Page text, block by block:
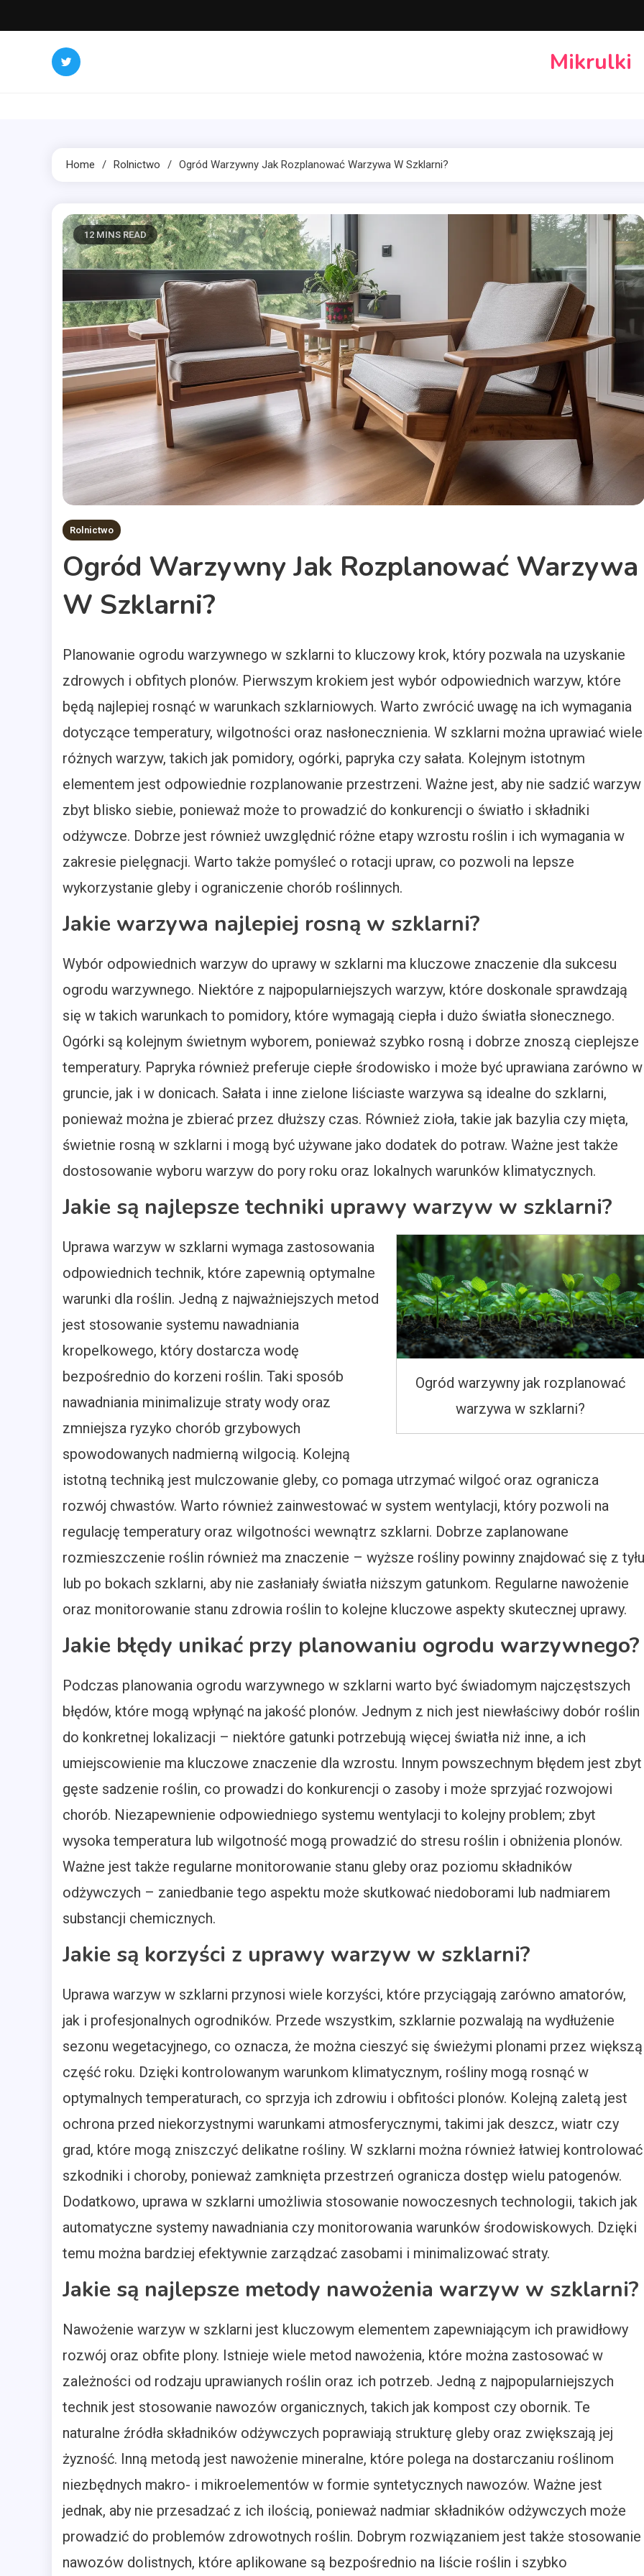
to
Mikrulki
Home Rolnictwo Ogród Warzywny Jak Rozplanować Warzywa W Szklarni?
12 MINS READ
Rolnictwo
Ogród Warzywny Jak Rozplanować Warzywa
W Szklarni?
Planowanie ogrodu warzywnego w szklarni to kluczowy krok, który pozwala na uzyskanie
zdrowych i obfitych plonów. Pierwszym krokiem jest wybór odpowiednich warzyw, które
będą najlepiej rosnąć w warunkach szklarniowych. Warto zwrócić uwagę na ich wymagania
dotyczące temperatury, wilgotności oraz nasłonecznienia. W szklarni można uprawiać wiele
różnych warzyw, takich jak pomidory, ogórki, papryka czy sałata. Kolejnym istotnym
elementem jest odpowiednie rozplanowanie przestrzeni. Ważne jest, aby nie sadzić warzyw
zbyt blisko siebie, ponieważ może to prowadzić do konkurencji o światło i składniki
odżywcze. Dobrze jest również uwzględnić różne etapy wzrostu roślin i ich wymagania w
zakresie pielęgnacji. Warto także pomyśleć o rotacji upraw, co pozwoli na lepsze
wykorzystanie gleby i ograniczenie chorób roślinnych.
Jakie warzywa najlepiej rosną w szklarni?
Wybór odpowiednich warzyw do uprawy w szklarni ma kluczowe znaczenie dla sukcesu
ogrodu warzywnego. Niektóre z najpopularniejszych warzyw, które doskonale sprawdzają
się w takich warunkach to pomidory, które wymagają ciepła i dużo światła słonecznego.
Ogórki są kolejnym świetnym wyborem, ponieważ szybko rosną i dobrze znoszą cieplejsze
temperatury. Papryka również preferuje ciepłe środowisko i może być uprawiana zarówno w
gruncie, jak i w donicach. Sałata i inne zielone liściaste warzywa są idealne do szklarni,
ponieważ można je zbierać przez dłuższy czas. Również zioła, takie jak bazylia czy mięta,
świetnie rosną w szklarni i mogą być używane jako dodatek do potraw. Ważne jest także
dostosowanie wyboru warzyw do pory roku oraz lokalnych warunków klimatycznych.
Jakie są najlepsze techniki uprawy warzyw w szklarni?
Ogród warzywny jak rozplanować
warzywa w szklarni?
Uprawa warzyw w szklarni wymaga zastosowania
odpowiednich technik, które zapewnią optymalne
warunki dla roślin. Jedną z najważniejszych metod
jest stosowanie systemu nawadniania
kropelkowego, który dostarcza wodę
bezpośrednio do korzeni roślin. Taki sposób
nawadniania minimalizuje straty wody oraz
zmniejsza ryzyko chorób grzybowych
spowodowanych nadmierną wilgocią. Kolejną
istotną techniką jest mulczowanie gleby, co pomaga utrzymać wilgoć oraz ogranicza
rozwój chwastów. Warto również zainwestować w system wentylacji, który pozwoli na
regulację temperatury oraz wilgotności wewnątrz szklarni. Dobrze zaplanowane
rozmieszczenie roślin również ma znaczenie – wyższe rośliny powinny znajdować się z tyłu
lub po bokach szklarni, aby nie zasłaniały światła niższym gatunkom. Regularne nawożenie
oraz monitorowanie stanu zdrowia roślin to kolejne kluczowe aspekty skutecznej uprawy.
Jakie błędy unikać przy planowaniu ogrodu warzywnego?
Podczas planowania ogrodu warzywnego w szklarni warto być świadomym najczęstszych
błędów, które mogą wpłynąć na jakość plonów. Jednym z nich jest niewłaściwy dobór roślin
do konkretnej lokalizacji – niektóre gatunki potrzebują więcej światła niż inne, a ich
umiejscowienie ma kluczowe znaczenie dla wzrostu. Innym powszechnym błędem jest zbyt
gęste sadzenie roślin, co prowadzi do konkurencji o zasoby i może sprzyjać rozwojowi
chorób. Niezapewnienie odpowiedniego systemu wentylacji to kolejny problem; zbyt
wysoka temperatura lub wilgotność mogą prowadzić do stresu roślin i obniżenia plonów.
Ważne jest także regularne monitorowanie stanu gleby oraz poziomu składników
odżywczych – zaniedbanie tego aspektu może skutkować niedoborami lub nadmiarem
substancji chemicznych.
Jakie są korzyści z uprawy warzyw w szklarni?
Uprawa warzyw w szklarni przynosi wiele korzyści, które przyciągają zarówno amatorów,
jak i profesjonalnych ogrodników. Przede wszystkim, szklarnie pozwalają na wydłużenie
sezonu wegetacyjnego, co oznacza, że można cieszyć się świeżymi plonami przez większą
część roku. Dzięki kontrolowanym warunkom klimatycznym, rośliny mogą rosnąć w
optymalnych temperaturach, co sprzyja ich zdrowiu i obfitości plonów. Kolejną zaletą jest
ochrona przed niekorzystnymi warunkami atmosferycznymi, takimi jak deszcz, wiatr czy
grad, które mogą zniszczyć delikatne rośliny. W szklarni można również łatwiej kontrolować
szkodniki i choroby, ponieważ zamknięta przestrzeń ogranicza dostęp wielu patogenów.
Dodatkowo, uprawa w szklarni umożliwia stosowanie nowoczesnych technologii, takich jak
automatyczne systemy nawadniania czy monitorowania warunków środowiskowych. Dzięki
temu można bardziej efektywnie zarządzać zasobami i minimalizować straty.
Jakie są najlepsze metody nawożenia warzyw w szklarni?
Nawożenie warzyw w szklarni jest kluczowym elementem zapewniającym ich prawidłowy
rozwój oraz obfite plony. Istnieje wiele metod nawożenia, które można zastosować w
zależności od rodzaju uprawianych roślin oraz ich potrzeb. Jedną z najpopularniejszych
technik jest stosowanie nawozów organicznych, takich jak kompost czy obornik. Te
naturalne źródła składników odżywczych poprawiają strukturę gleby oraz zwiększają jej
żyzność. Inną metodą jest nawożenie mineralne, które polega na dostarczaniu roślinom
niezbędnych makro- i mikroelementów w formie syntetycznych nawozów. Ważne jest
jednak, aby nie przesadzać z ich ilością, ponieważ nadmiar składników odżywczych może
prowadzić do problemów zdrowotnych roślin. Dobrym rozwiązaniem jest także stosowanie
nawozów dolistnych, które aplikowane są bezpośrednio na liście roślin i szybko